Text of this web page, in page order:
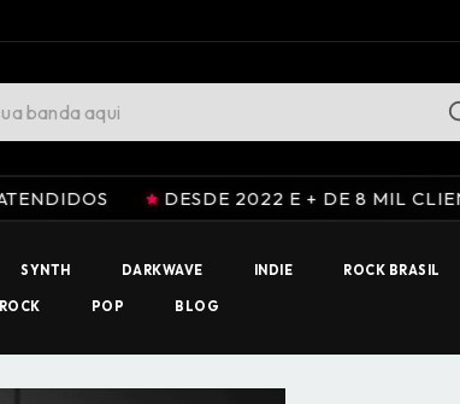
DESDE 2022 E + DE 8 MIL CLIENTES
SYNTH DARKWAVE INDIE ROCK BRASIL
ROCK POP BLOG